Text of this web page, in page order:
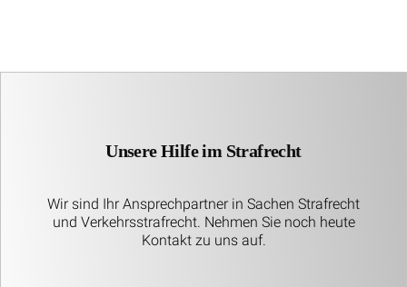
Unsere Hilfe im Strafrecht
Wir sind Ihr Ansprechpartner in Sachen Strafrecht
und Verkehrsstrafrecht. Nehmen Sie noch heute
Kontakt zu uns auf.